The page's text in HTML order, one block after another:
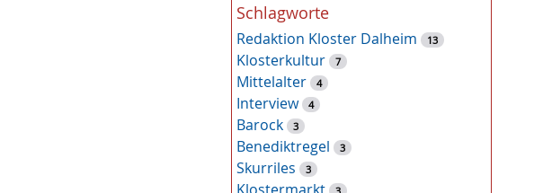
Schlagworte
Redaktion Kloster Dalheim 13
Klosterkultur 7
Mittelalter 4
Interview 4
Barock 3
Benediktregel 3
Skurriles 3